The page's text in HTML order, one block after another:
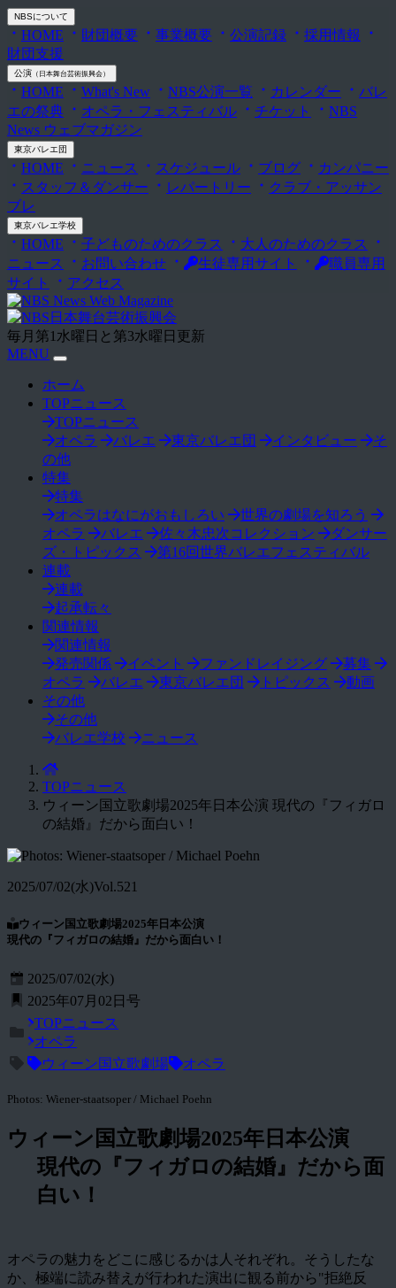
NBSについて
HOME 財団概要 事業概要 公演記録
採用情報
財団支援
公演 （日本舞台芸術振興会）
HOME What's New NBS公演一覧 カレンダー
バレ
エの祭典
オペラ・フェスティバル チケット
NBS
News ウェブマガジン
東京バレエ団
HOME ニュース スケジュール ブログ
カンパニー
スタッフ＆ダンサー
レパートリー
クラブ・アッサン
ブレ
東京バレエ学校
HOME 子どものためのクラス
大人のためのクラス
ニュース
お問い合わせ 生徒専用サイト
職員専用
サイト
アクセス
毎月第1水曜日と第3水曜日更新
MENU
ホーム
TOPニュース
TOPニュース
オペラ
バレエ 東京バレエ団 インタビュー
そ
の他
特集
特集
オペラはなにがおもしろい
世界の劇場を知ろう
オペラ
バレエ 佐々木忠次コレクション
ダンサー
ズ・トピックス
第16回世界バレエフェスティバル
連載
連載
起承転々
関連情報
関連情報
発売関係
イベント ファンドレイジング
募集
オペラ
バレエ 東京バレエ団 トピックス
動画
その他
その他
バレエ学校
ニュース
TOPニュース
ウィーン国立歌劇場2025年日本公演 現代の『フィガロ
の結婚』だから面白い！
2025/07/02(水)Vol.521
ウィーン国立歌劇場2025年日本公演
現代の『フィガロの結婚』だから面白い！
2025/07/02(水)
2025年07月02日号
TOPニュース
オペラ
ウィーン国立歌劇場
オペラ
Photos: Wiener-staatsoper / Michael Poehn
ウィーン国立歌劇場2025年日本公演
現代の『フィガロの結婚』だから面
白い！
オペラの魅力をどこに感じるかは人それぞれ。そうしたな
か、極端に読み替えが行われた演出に観る前から"拒絶反